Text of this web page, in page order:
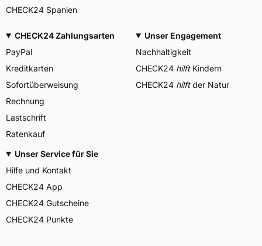
CHECK24 Spanien
CHECK24 Zahlungsarten
PayPal
Kreditkarten
Sofortüberweisung
Rechnung
Lastschrift
Ratenkauf
Unser Engagement
Nachhaltigkeit
CHECK24 hilftKindern
CHECK24 hilftder Natur
Unser Service für Sie
Hilfe und Kontakt
CHECK24 App
CHECK24 Gutscheine
CHECK24 Punkte